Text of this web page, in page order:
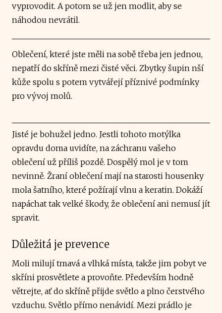
vyprovodit. A potom se už jen modlit, aby se
náhodou nevrátil.
Oblečení, které jste měli na sobě třeba jen jednou,
nepatří do skříně mezi čisté věci. Zbytky šupin nší
kůže spolu s potem vytvářejí příznivé podmínky
pro vývoj molů.
Jisté je bohužel jedno. Jestli tohoto motýlka
opravdu doma uvidíte, na záchranu vašeho
oblečení už příliš pozdě. Dospělý mol je v tom
nevinně. Žraní oblečení mají na starosti housenky
mola šatního, které požírají vlnu a keratin. Dokáží
napáchat tak velké škody, že oblečení ani nemusí jít
spravit.
Důležitá je prevence
Moli milují tmavá a vlhká místa, takže jim pobyt ve
skříni prosvětlete a provoňte. Především hodně
větrejte, ať do skříně přijde světlo a plno čerstvého
vzduchu. Světlo přímo nenávidí. Mezi prádlo je